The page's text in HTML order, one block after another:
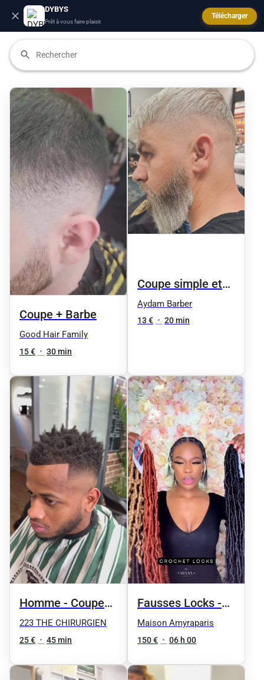
DYBYS
Prêt à vous faire plaisir.
Télécharger
Coupe + Barbe
Good Hair Family
15 € • 30 min
Coupe simple et
dégradé
Aydam Barber
13 € • 20 min
Homme - Coupe
et taille de la
barbe
223 THE CHIRURGIEN
25 € • 45 min
Fausses Locks -
Taille 5 / taille
Maison Amyraparis
150 € • 06 h 00